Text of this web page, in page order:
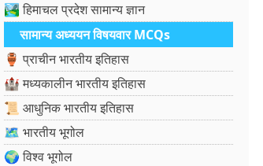
🏞️ हिमाचल प्रदेश सामान्य ज्ञान
सामान्य अध्ययन विषयवार MCQs
🏺 प्राचीन भारतीय इतिहास
🏰 मध्यकालीन भारतीय इतिहास
📜 आधुनिक भारतीय इतिहास
🗺️ भारतीय भूगोल
🌍 विश्व भूगोल